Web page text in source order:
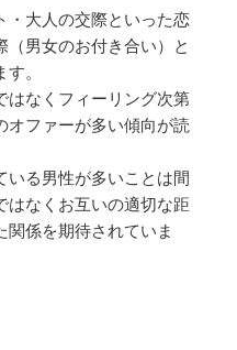
・大人の交際といった恋
男女のお付き合い）と
。
はなくフィーリング次第
オファーが多い傾向が読
いる男性が多いことは間
はなくお互いの適切な距
関係を期待されていま